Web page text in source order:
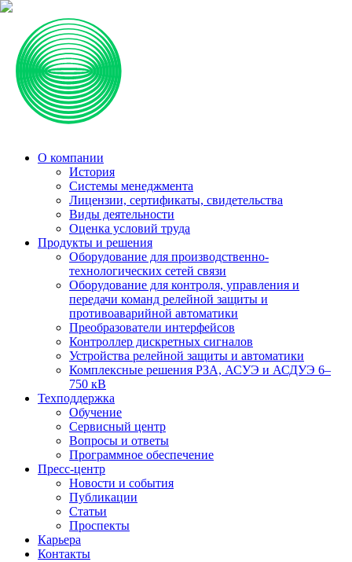
О компании
История
Системы менеджмента
Лицензии, сертификаты, свидетельства
Виды деятельности
Оценка условий труда
Продукты и решения
Оборудование для производственно-
технологических сетей связи
Оборудование для контроля, управления и
передачи команд релейной защиты и
противоаварийной автоматики
Преобразователи интерфейсов
Контроллер дискретных сигналов
Устройства релейной защиты и автоматики
Комплексные решения РЗА, АСУЭ и АСДУЭ 6–
750 кВ
Техподдержка
Обучение
Сервисный центр
Вопросы и ответы
Программное обеспечение
Пресс-центр
Новости и события
Публикации
Статьи
Проспекты
Карьера
Контакты